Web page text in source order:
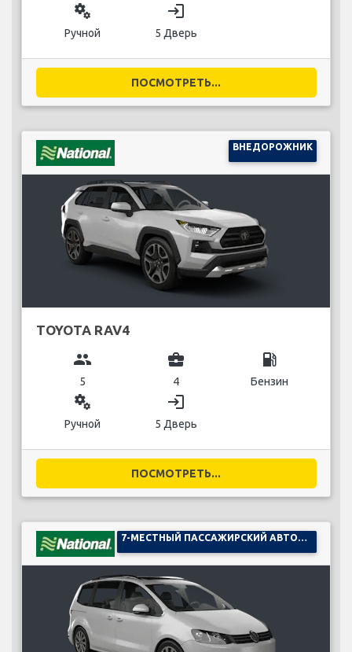
miscellaneous_services
Ручной
login
5 Дверь
ПОСМОТРЕТЬ...
ВНЕДОРОЖНИК
TOYOTA RAV4
group
5
business_center
4
local_gas_station
Бензин
miscellaneous_services
Ручной
login
5 Дверь
ПОСМОТРЕТЬ...
7-МЕСТНЫЙ ПАССАЖИРСКИЙ АВТОМОБИЛЬ